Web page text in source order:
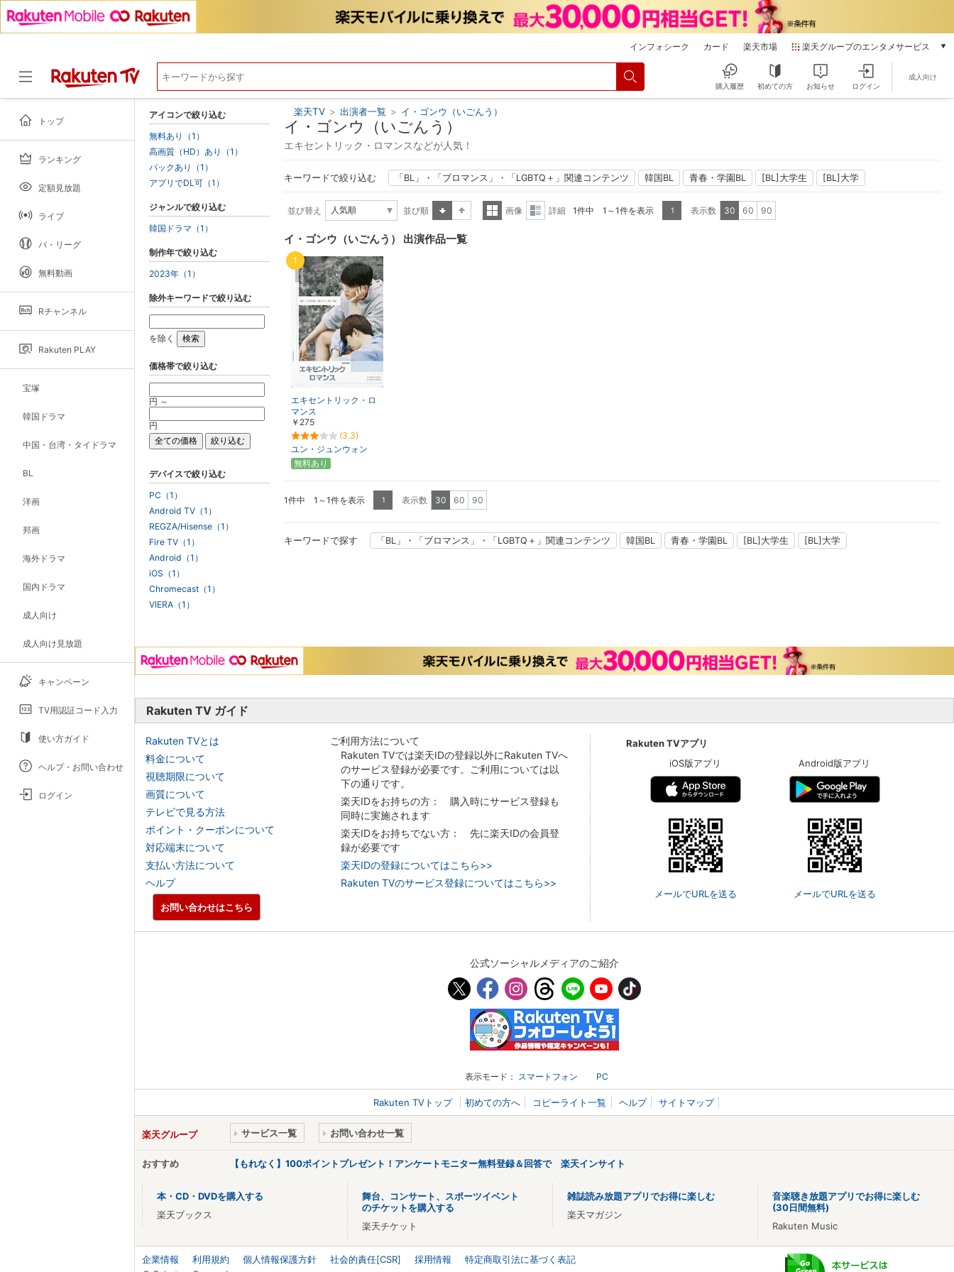
インフォシーク カード 楽天市場 楽天グループのエンタメサービス
本/ゲーム/CD/DVD
雑誌読み放題
楽天マガジン
動画配信
購入履歴 初めての方 お知らせ ログイン
成人向け
トップ
ランキング
定額見放題
ライブ
パ・リーグ
無料動画
Rチャンネル
Rakuten PLAY
宝塚
韓国ドラマ
中国・台湾・タイドラマ
BL
洋画
邦画
海外ドラマ
国内ドラマ
成人向け
成人向け見放題
キャンペーン
TV用認証コード入力
使い方ガイド
ヘルプ・お問い合わせ
ログイン
楽天TV > 出演者一覧 > イ・ゴンウ（いごんう）
イ・ゴンウ（いごんう）
エキセントリック・ロマンスなどが人気！
キーワードで絞り込む 「BL」・「ブロマンス」・「LGBTQ＋」関連コンテンツ 韓国BL 青春・学園BL [BL]大学生 [BL]大学
並び替え
並び順
画像
詳細 1件中 1～1件を表示 1 表示数 30 60 90
イ・ゴンウ（いごんう） 出演作品一覧
エキセントリック・ロ
マンス
￥275
(3.3)
ユン・ジュンウォン
1
無料あり
1件中 1～1件を表示 1 表示数 30 60 90
キーワードで探す 「BL」・「ブロマンス」・「LGBTQ＋」関連コンテンツ 韓国BL 青春・学園BL [BL]大学生 [BL]大学
アイコンで絞り込む
無料あり（1）
高画質（HD）あり（1）
パックあり（1）
アプリでDL可（1）
ジャンルで絞り込む
韓国ドラマ（1）
制作年で絞り込む
2023年（1）
除外キーワードで絞り込む
を除く
価格帯で絞り込む
円 ～
円
デバイスで絞り込む
PC（1）
Android TV（1）
REGZA/Hisense（1）
Fire TV（1）
Android（1）
iOS（1）
Chromecast（1）
VIERA（1）
Rakuten TV ガイド
Rakuten TVとは
料金について
視聴期限について
画質について
テレビで見る方法
ポイント・クーポンについて
対応端末について
支払い方法について
ヘルプ
ご利用方法について
Rakuten TVでは楽天IDの登録以外にRakuten TVへ
のサービス登録が必要です。ご利用については以
下の通りです。
楽天IDをお持ちの方： 購入時にサービス登録も
同時に実施されます
楽天IDをお持ちでない方： 先に楽天IDの会員登
録が必要です
楽天IDの登録についてはこちら>>
Rakuten TVのサービス登録についてはこちら>>
Rakuten TVアプリ
iOS版アプリ
メールでURLを送る
Android版アプリ
メールでURLを送る
お問い合わせはこちら
公式ソーシャルメディアのご紹介
表示モード： スマートフォン PC
Rakuten TVトップ 初めての方へ コピーライト一覧 ヘルプ サイトマップ
楽天グループ サービス一覧 お問い合わせ一覧
おすすめ 【もれなく】100ポイントプレゼント！アンケートモニター無料登録＆回答で 楽天インサイト
本・CD・DVDを購入する
楽天ブックス
舞台、コンサート、スポーツイベント
のチケットを購入する
楽天チケット
雑誌読み放題アプリでお得に楽しむ
楽天マガジン
音楽聴き放題アプリでお得に楽しむ
(30日間無料)
Rakuten Music
企業情報 利用規約 個人情報保護方針 社会的責任[CSR] 採用情報
特定商取引法に基づく表記